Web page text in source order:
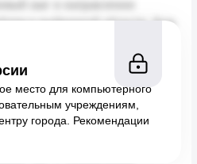
место для компьютерного
учреждениям,
города. Рекомендации